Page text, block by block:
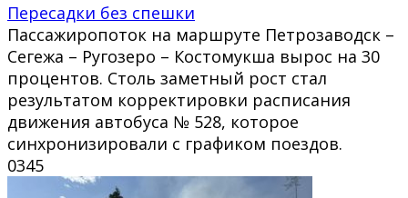
Пересадки без спешки
Пассажиропоток на маршруте Петрозаводск –
Сегежа – Ругозеро – Костомукша вырос на 30
процентов. Столь заметный рост стал
результатом корректировки расписания
движения автобуса № 528, которое
синхронизировали с графиком поездов.
0345